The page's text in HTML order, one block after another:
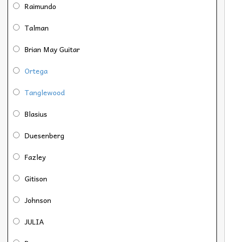
Raimundo
Talman
Brian May Guitar
Ortega
Tanglewood
Blasius
Duesenberg
Fazley
Gitison
Johnson
JULIA